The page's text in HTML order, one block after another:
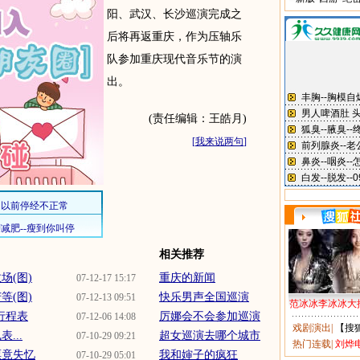
阳、武汉、长沙巡演完成之
后将再返重庆，作为压轴乐
队参加重庆现代音乐节的演
出。
(责任编辑：王皓月)
[我来说两句]
07-12-17 15:17
(图)
07-12-13 09:51
(图)
07-12-06 14:08
程表
07-10-29 09:21
...
07-10-29 05:01
失忆
相关推荐
重庆的新闻
快乐男声全国巡演
厉娜会不会参加巡演
超女巡演去哪个城市
我和婶子的疯狂
范冰冰李冰冰大
戏剧演出
【
热门连载 刘烨